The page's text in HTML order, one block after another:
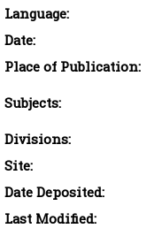
Language:
Date:
Place of Publication:
Subjects:
Divisions:
Site:
Date Deposited:
Last Modified: